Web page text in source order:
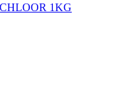
1KG